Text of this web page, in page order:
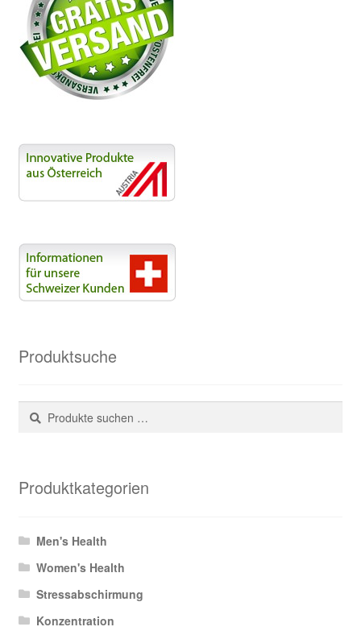
Produktsuche
Suchen
nach:
Suchen
Produktkategorien
Men's Health
Women's Health
Stressabschirmung
Konzentration